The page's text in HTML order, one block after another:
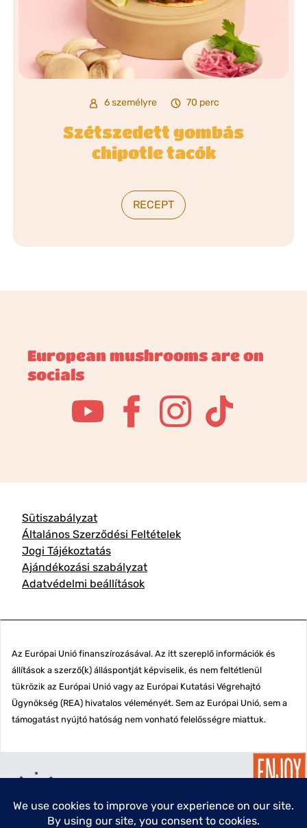
6 személyre 70 perc
Szétszedett gombás
chipotle tacók
RECEPT
European mushrooms are on
socials
Sütiszabályzat
Általános Szerződési Feltételek
Jogi Tájékoztatás
Ajándékozási szabályzat
Adatvédelmi beállítások
Az Európai Unió finanszírozásával. Az itt szereplő információk és
állítások a szerző(k) álláspontját képviselik, és nem feltétlenül
tükrözik az Európai Unió vagy az Európai Kutatási Végrehajtó
Ügynökség (REA) hivatalos véleményét. Sem az Európai Unió, sem a
támogatást nyújtó hatóság nem vonható felelősségre miattuk.